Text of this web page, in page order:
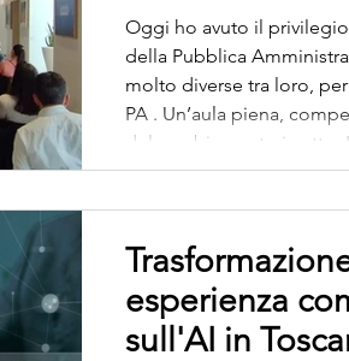
Oggi ho avuto il
della Pubblica
molto diverse tra loro,
PA . Un’aula piena,
del cambiamento in atto.
Valore P.A. , iniziativa
esperienza
sull'AI in